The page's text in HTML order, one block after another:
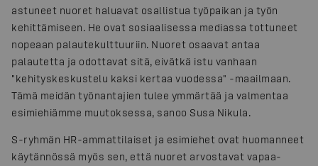
astuneet nuoret haluavat osallistua työpaikan ja työn
kehittämiseen. He ovat sosiaalisessa mediassa tottuneet
nopeaan palautekulttuuriin. Nuoret osaavat antaa
palautetta ja odottavat sitä, eivätkä istu vanhaan
"kehityskeskustelu kaksi kertaa vuodessa" -maailmaan.
Tämä meidän työnantajien tulee ymmärtää ja valmentaa
esimiehiämme muutoksessa, sanoo Susa Nikula.
S-ryhmän HR-ammattilaiset ja esimiehet ovat huomanneet
käytännössä myös sen, että nuoret arvostavat vapaa-